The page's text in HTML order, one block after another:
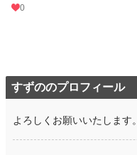
0
すずののプロフィール
よろしくお願いいたします。